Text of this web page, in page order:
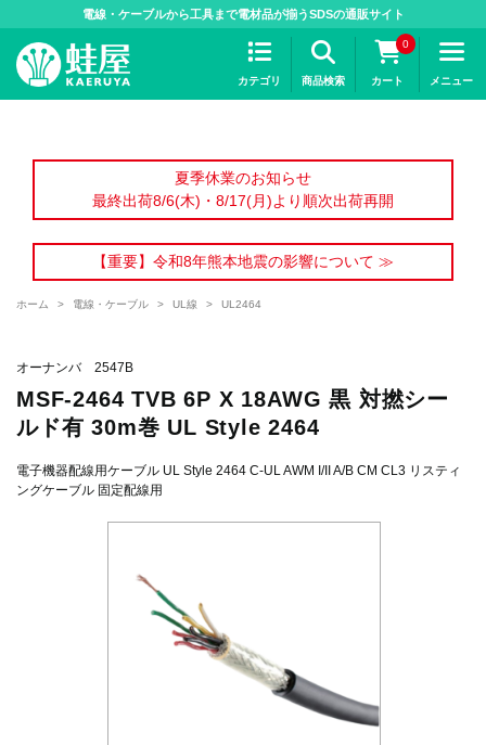
電線・ケーブルから工具まで電材品が揃うSDSの通販サイト
カテゴリ 商品検索
0
カート メニュー
夏季休業のお知らせ
最終出荷8/6(木)・8/17(月)より順次出荷再開
【重要】令和8年熊本地震の影響について ≫
ホーム > 電線・ケーブル > UL線 > UL2464
オーナンバ 2547B
MSF-2464 TVB 6P X 18AWG 黒 対撚シー
ルド有 30m巻 UL Style 2464
電子機器配線用ケーブル UL Style 2464 C-UL AWM I/II A/B CM CL3 リスティ
ングケーブル 固定配線用